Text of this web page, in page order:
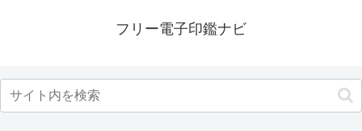
フリー電子印鑑ナビ